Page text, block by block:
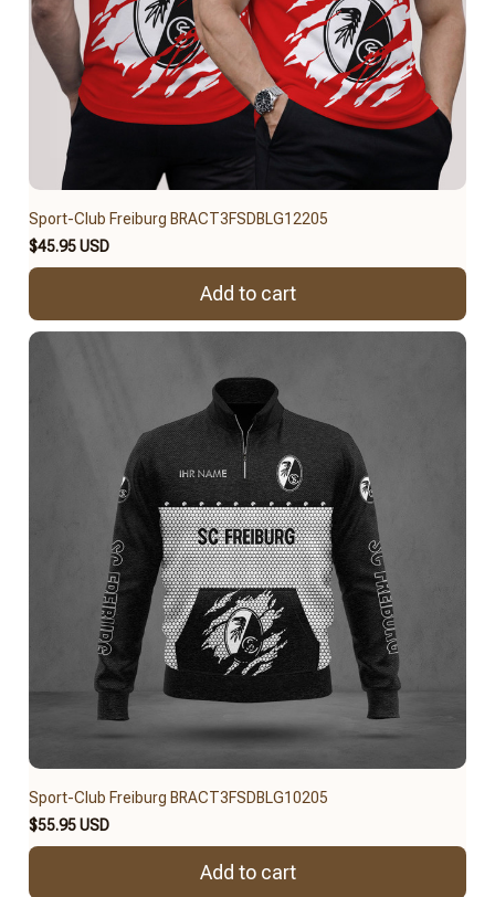
Sport-Club Freiburg BRACT3FSDBLG12205
$45.95 USD
Add to cart
Sport-Club Freiburg BRACT3FSDBLG10205
$55.95 USD
Add to cart